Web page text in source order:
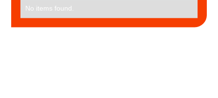
No items found.